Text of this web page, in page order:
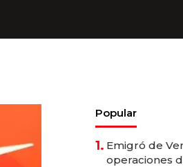
Popular
1. Emigró de
operaciones